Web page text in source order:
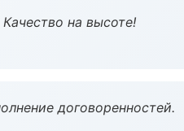
на высоте!
договоренностей.